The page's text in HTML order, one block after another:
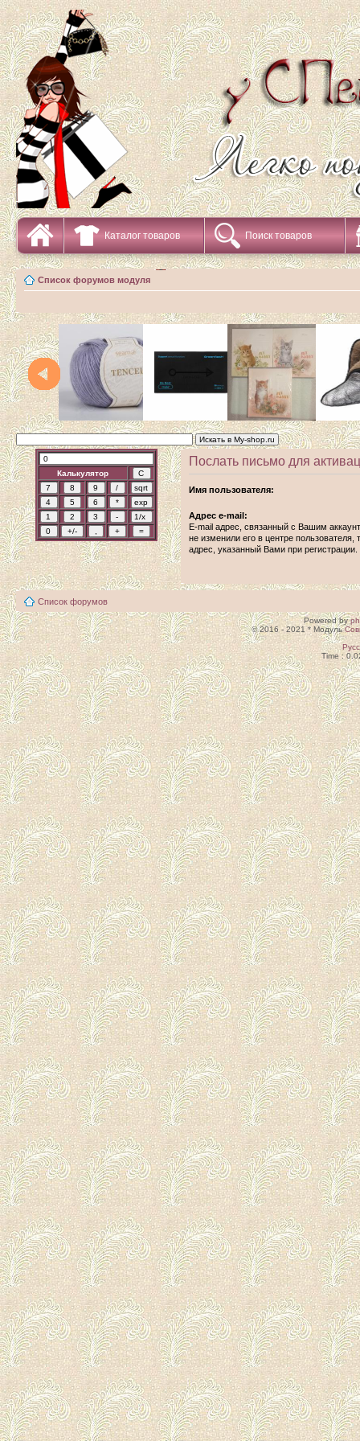
Каталог товаров Поиск товаров
Список форумов модуля
Калькулятор
Послать письмо для
Имя пользователя:
Адрес e-mail:
E-mail адрес, связанный с Вашим
не изменили его в центре пользователя,
адрес, указанный Вами при регистрации.
Список форумов
Powered by
© 2016 - 2021 * Модуль
Time :